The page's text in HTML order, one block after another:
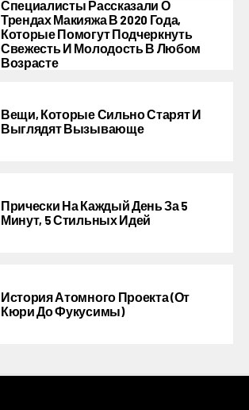
Специалисты Рассказали О
Трендах Макияжа В 2020 Года,
Которые Помогут Подчеркнуть
Свежесть И Молодость В Любом
Возрасте
Вещи, Которые Сильно Старят И
Выглядят Вызывающе
Прически На Каждый День За 5
Минут, 5 Стильных Идей
История Атомного Проекта (от
Кюри До Фукусимы)